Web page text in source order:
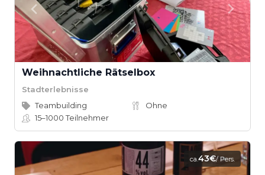
Weihnachtliche Rätselbox
Stadterlebnisse
Teambuilding
Ohne
15–1000Teilnehmer
ca.43€/ Pers.